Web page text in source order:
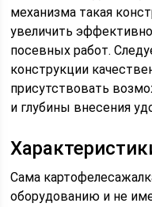
механизма такая
увеличить
посевных работ.
конструкции
присутствовать
и глубины внесения
Сама
оборудованию и не